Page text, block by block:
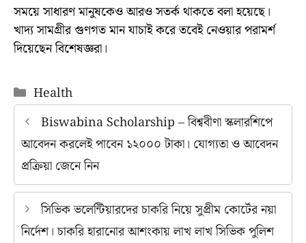
সময়ে সাধারণ মানুষকেও আরও সতর্ক থাকতে বলা হয়েছে।
খাদ্য সামগ্রীর গুণগত মান যাচাই করে তবেই নেওয়ার পরামর্শ
দিয়েছেন বিশেষজ্ঞরা।
Categories
Health
Biswabina Scholarship – বিশ্ববীণা স্কলারশিপে
আবেদন করলেই পাবেন ১২০০০ টাকা। যোগ্যতা ও আবেদন
প্রক্রিয়া জেনে নিন
সিভিক ভলেন্টিয়ারদের চাকরি নিয়ে সুপ্রীম কোর্টের নয়া
নির্দেশ। চাকরি হারানোর আশংকায় লাখ লাখ সিভিক পুলিশ